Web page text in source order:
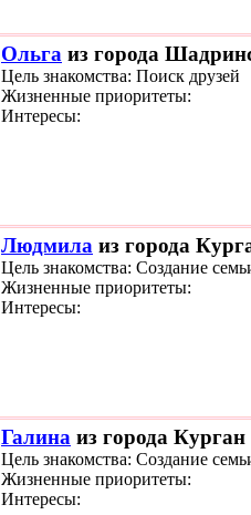
Ольга из города
Цель знакомства: Поиск друзей
Жизненные приоритеты:
Интересы:
Людмила из города
Цель знакомства: Создание
Жизненные приоритеты:
Интересы:
Галина из города
Цель знакомства: Создание
Жизненные приоритеты:
Интересы: